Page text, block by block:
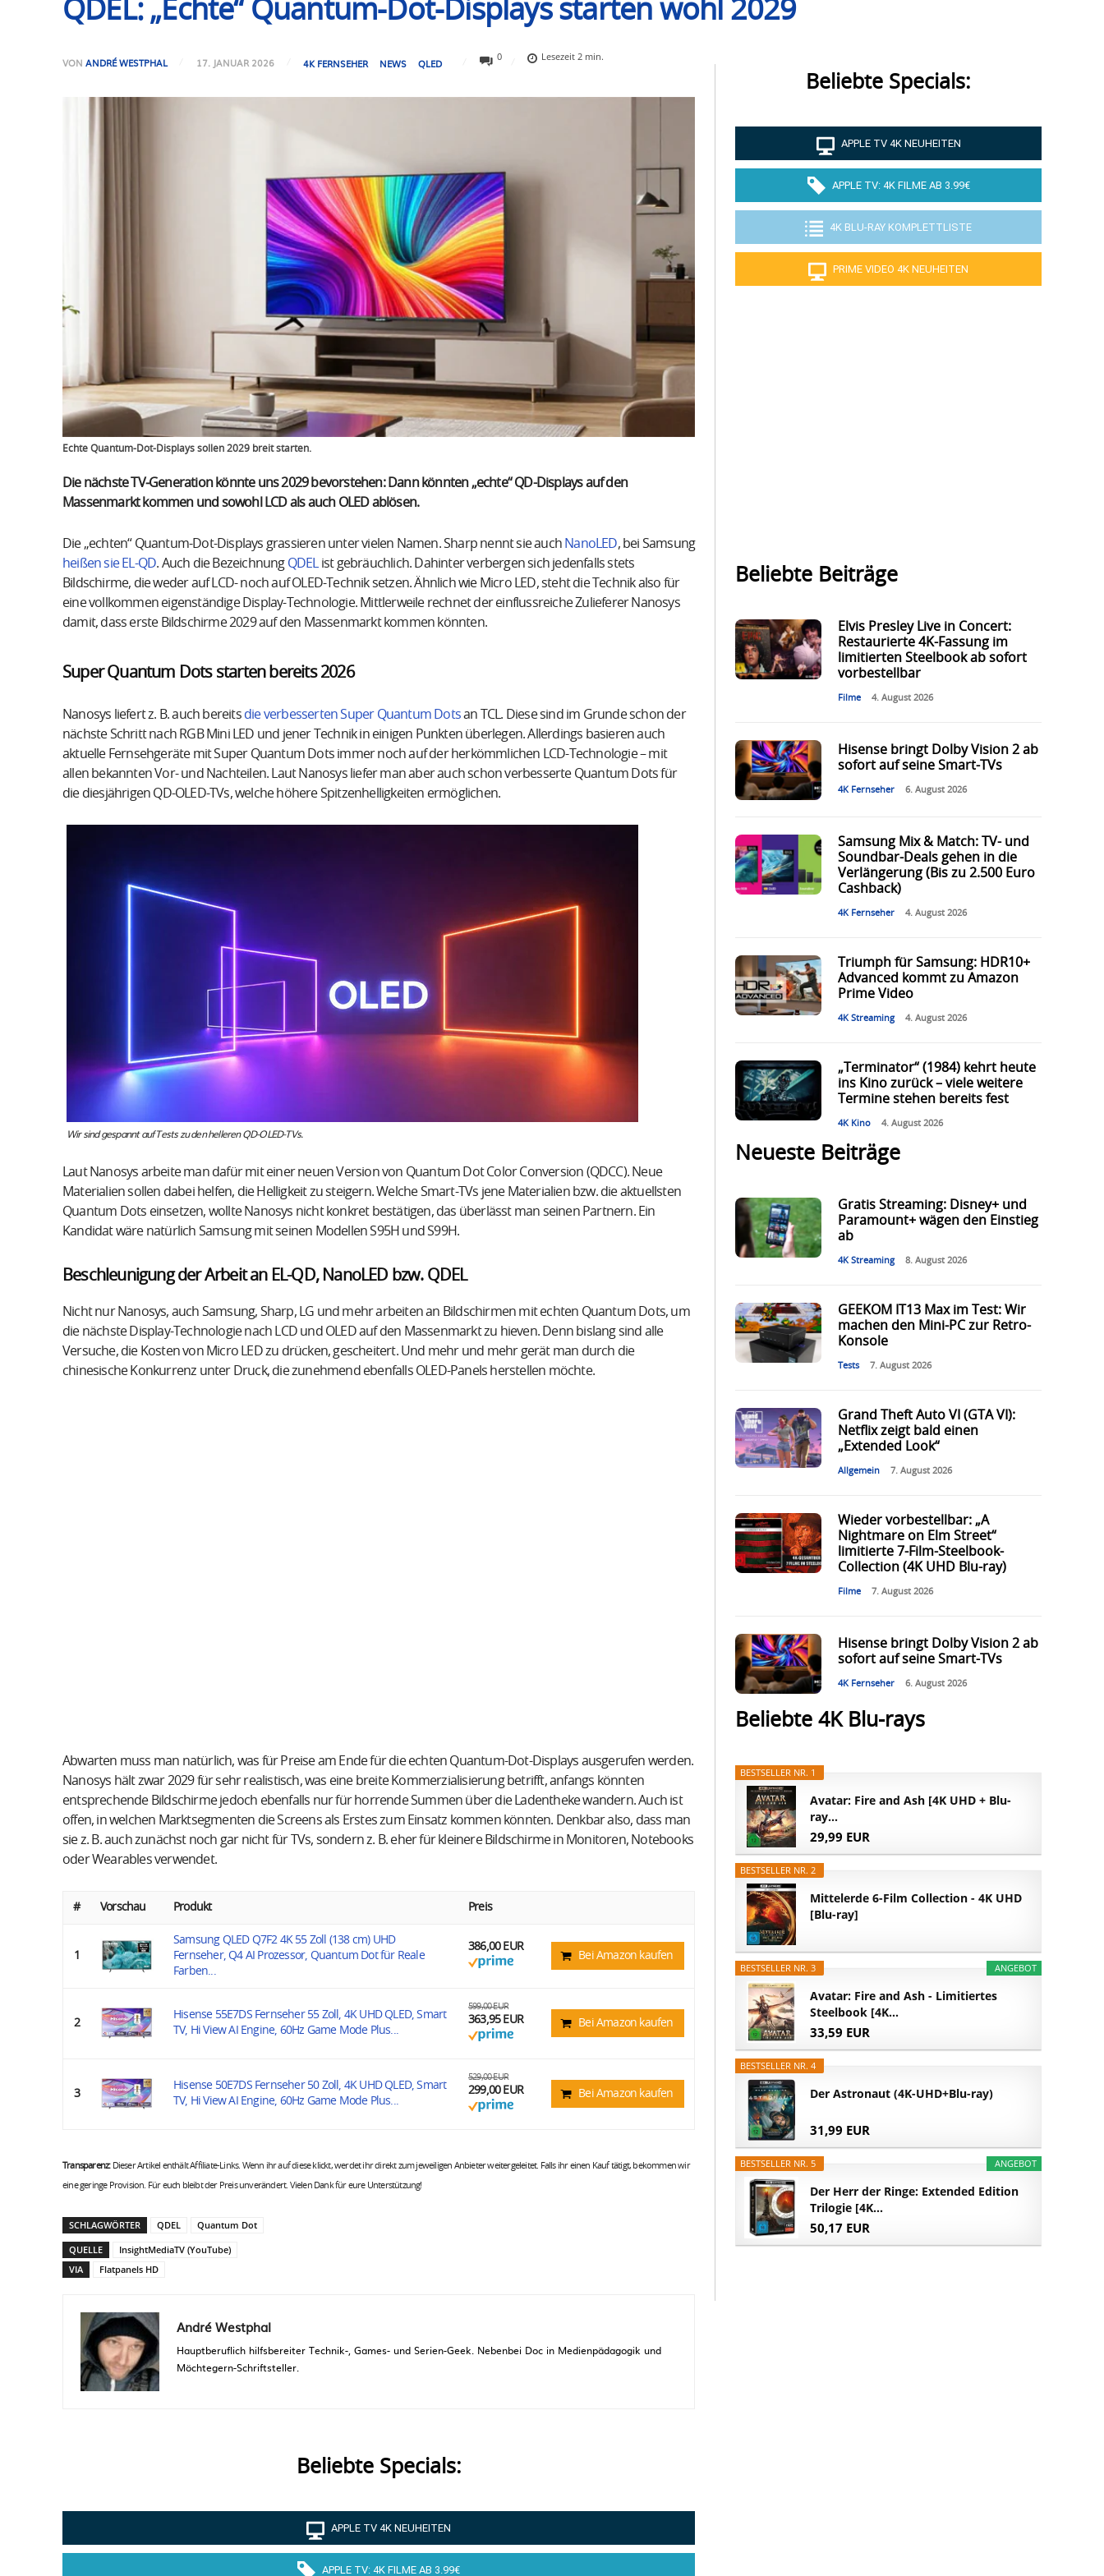
QDEL: „Echte“ Quantum-Dot-Displays starten wohl 2029
VON ANDRÉ WESTPHAL 17. JANUAR 2026 4K FERNSEHER NEWS QLED
0 Lesezeit2 min.
Echte Quantum-Dot-Displays sollen 2029 breit starten.
Die nächste TV‑Generation könnte uns 2029 bevorstehen: Dann könnten „echte“ QD-Displays auf den
Massenmarkt kommen und sowohl LCD als auch OLED ablösen.
Die „echten“ Quantum-Dot-Displays grassieren unter vielen Namen. Sharp nennt sie auch NanoLED, bei Samsung
heißen sie EL-QD. Auch die Bezeichnung QDEL
ist gebräuchlich. Dahinter verbergen sich jedenfalls stets
Bildschirme, die weder auf LCD- noch auf OLED-Technik setzen. Ähnlich wie Micro LED, steht die Technik also für
eine vollkommen eigenständige Display-Technologie. Mittlerweile rechnet der einflussreiche Zulieferer Nanosys
damit, dass erste Bildschirme 2029 auf den Massenmarkt kommen könnten.
Super Quantum Dots starten bereits 2026
Nanosys liefert z. B. auch bereits die verbesserten Super Quantum Dotsan TCL. Diese sind im Grunde schon der
nächste Schritt nach RGB Mini LED und jener Technik in einigen Punkten überlegen. Allerdings basieren auch
aktuelle Fernsehgeräte mit Super Quantum Dots immer noch auf der herkömmlichen LCD-Technologie – mit
allen bekannten Vor- und Nachteilen. Laut Nanosys liefer man aber auch schon verbesserte Quantum Dots für
die diesjährigen QD-OLED-TVs, welche höhere Spitzenhelligkeiten ermöglichen.
Wir sind gespannt auf Tests zu den helleren QD-OLED-TVs.
Laut Nanosys arbeite man dafür mit einer neuen Version von Quantum Dot Color Conversion (QDCC). Neue
Materialien sollen dabei helfen, die Helligkeit zu steigern. Welche Smart-TVs jene Materialien bzw. die aktuellsten
Quantum Dots einsetzen, wollte Nanosys nicht konkret bestätigen, das überlässt man seinen Partnern. Ein
Kandidat wäre natürlich Samsung mit seinen Modellen S95H und S99H.
Beschleunigung der Arbeit an EL-QD, NanoLED bzw. QDEL
Nicht nur Nanosys, auch Samsung, Sharp, LG und mehr arbeiten an Bildschirmen mit echten Quantum Dots, um
die nächste Display-Technologie nach LCD und OLED auf den Massenmarkt zu hieven. Denn bislang sind alle
Versuche, die Kosten von Micro LED zu drücken, gescheitert. Und mehr und mehr gerät man durch die
chinesische Konkurrenz unter Druck, die zunehmend ebenfalls OLED-Panels herstellen möchte.
Abwarten muss man natürlich, was für Preise am Ende für die echten Quantum-Dot-Displays ausgerufen werden.
Nanosys hält zwar 2029 für sehr realistisch, was eine breite Kommerzialisierung betrifft, anfangs könnten
entsprechende Bildschirme jedoch ebenfalls nur für horrende Summen über die Ladentheke wandern. Auch ist
offen, in welchen Marktsegmenten die Screens als Erstes zum Einsatz kommen könnten. Denkbar also, dass man
sie z. B. auch zunächst noch gar nicht für TVs, sondern z. B. eher für kleinere Bildschirme in Monitoren, Notebooks
oder Wearables verwendet.
# Vorschau Produkt Preis
1
Samsung QLED Q7F2 4K 55 Zoll (138 cm) UHD
Fernseher, Q4 AI Prozessor, Quantum Dot für Reale
Farben...
386,00 EUR
Bei Amazon kaufen
2
Hisense 55E7DS Fernseher 55 Zoll, 4K UHD QLED, Smart
TV, Hi View AI Engine, 60Hz Game Mode Plus...
599,00 EUR
363,95 EUR Bei Amazon kaufen
3
Hisense 50E7DS Fernseher 50 Zoll, 4K UHD QLED, Smart
TV, Hi View AI Engine, 60Hz Game Mode Plus...
529,00 EUR
299,00 EUR Bei Amazon kaufen
Transparenz:Dieser Artikel enthält Affiliate-Links. Wenn ihr auf diese klickt, werdet ihr direkt zum jeweiligen Anbieter weitergeleitet. Falls ihr einen Kauf tätigt, bekommen wir
eine geringe Provision. Für euch bleibt der Preis unverändert. Vielen Dank für eure Unterstützung!
SCHLAGWÖRTER QDEL
Quantum Dot
QUELLE
InsightMediaTV (YouTube)
VIA
Flatpanels HD
André Westphal
Hauptberuflich hilfsbereiter Technik-, Games- und Serien-Geek. Nebenbei Doc in Medienpädagogik und
Möchtegern-Schriftsteller.
Beliebte Specials:
APPLE TV 4K NEUHEITEN
APPLE TV: 4K FILME AB 3.99€
Beliebte Specials:
APPLE TV 4K NEUHEITEN
APPLE TV: 4K FILME AB 3.99€
4K BLU-RAY KOMPLETTLISTE
PRIME VIDEO 4K NEUHEITEN
Beliebte Beiträge
Elvis Presley Live in Concert:
Restaurierte 4K-Fassung im
limitierten Steelbook ab sofort
vorbestellbar
Filme 4. August 2026
Hisense bringt Dolby Vision 2 ab
sofort auf seine Smart-TVs
4K Fernseher 6. August 2026
Samsung Mix & Match: TV- und
Soundbar-Deals gehen in die
Verlängerung (Bis zu 2.500 Euro
Cashback)
4K Fernseher 4. August 2026
Triumph für Samsung: HDR10+
Advanced kommt zu Amazon
Prime Video
4K Streaming 4. August 2026
„Terminator“ (1984) kehrt heute
ins Kino zurück – viele weitere
Termine stehen bereits fest
4K Kino 4. August 2026
Neueste Beiträge
Gratis Streaming: Disney+ und
Paramount+ wägen den Einstieg
ab
4K Streaming 8. August 2026
GEEKOM IT13 Max im Test: Wir
machen den Mini-PC zur Retro-
Konsole
Tests 7. August 2026
Grand Theft Auto VI (GTA VI):
Netflix zeigt bald einen
„Extended Look“
Allgemein 7. August 2026
Wieder vorbestellbar: „A
Nightmare on Elm Street“
limitierte 7-Film-Steelbook-
Collection (4K UHD Blu-ray)
Filme 7. August 2026
Hisense bringt Dolby Vision 2 ab
sofort auf seine Smart-TVs
4K Fernseher 6. August 2026
Beliebte 4K Blu-rays
BESTSELLER NR. 1
Avatar: Fire and Ash [4K UHD + Blu-
ray...
29,99 EUR
BESTSELLER NR. 2
Mittelerde 6-Film Collection - 4K UHD
[Blu-ray]
ANGEBOT
BESTSELLER NR. 3
Avatar: Fire and Ash - Limitiertes
Steelbook [4K...
33,59 EUR
BESTSELLER NR. 4
Der Astronaut (4K-UHD+Blu-ray)
31,99 EUR
ANGEBOT
BESTSELLER NR. 5
Der Herr der Ringe: Extended Edition
Trilogie [4K...
50,17 EUR